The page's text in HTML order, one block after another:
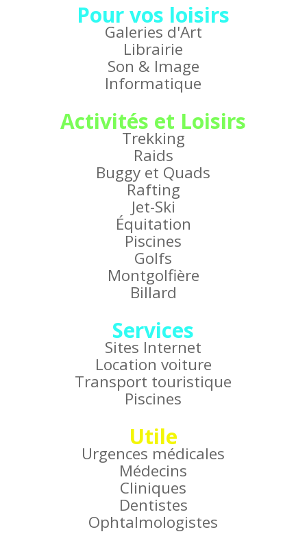
Pour vos loisirs
Galeries d'Art
Librairie
Son & Image
Informatique
Activités et Loisirs
Trekking
Raids
Buggy et Quads
Rafting
Jet-Ski
Équitation
Piscines
Golfs
Montgolfière
Billard
Services
Sites Internet
Location voiture
Transport touristique
Piscines
Utile
Urgences médicales
Médecins
Cliniques
Dentistes
Ophtalmologistes